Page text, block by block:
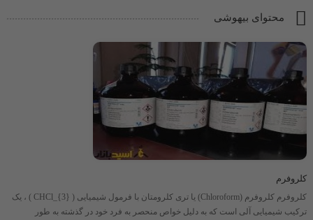
محتوای بیهوشی
کلروفرم
کلروفرم کلروفرم (Chloroform) یا تری کلرومتان با فرمول شیمیایی ​( CHCl_{3} )​ ، یک
ترکیب شیمیایی آلی است که به دلیل خواص منحصر به فرد خود در گذشته به طور